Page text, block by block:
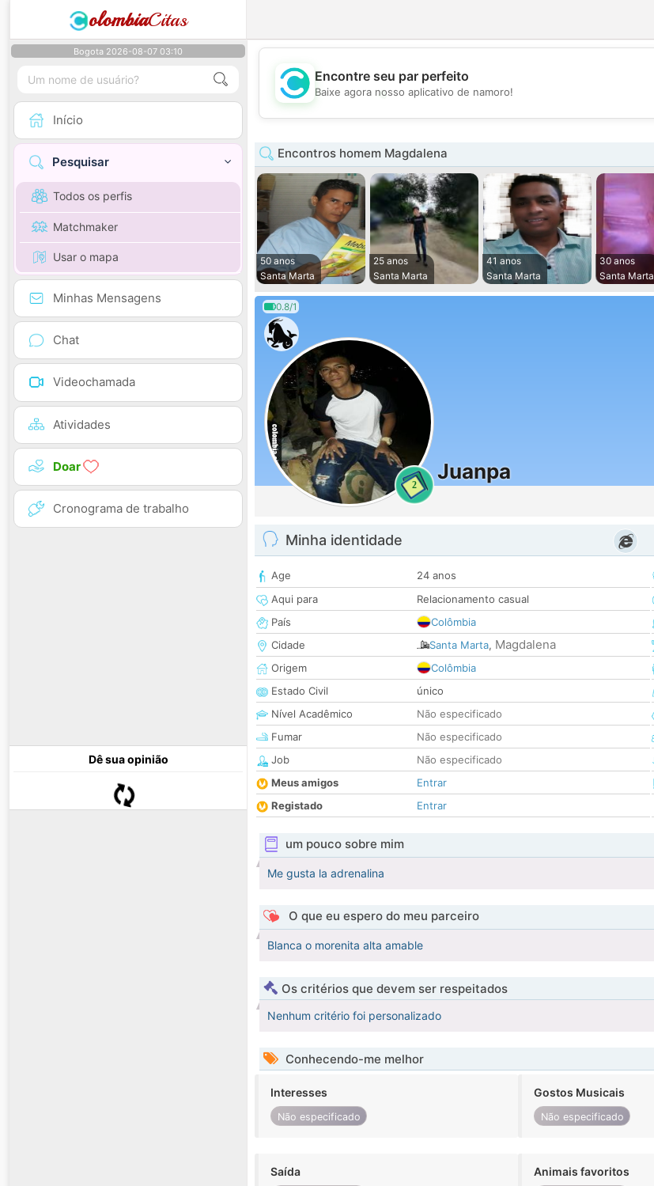
olombiaCitas
Bogota 2026-08-07 03:10
Início
Pesquisar
Todos os perfis
Matchmaker
Usar o mapa
Minhas Mensagens
Chat
Videochamada
Atividades
Doar
Cronograma de trabalho
Dê sua opinião
💕
Encontre seu par perfeito
Baixe agora nosso aplicativo de namoro!
Encontros homem Magdalena
50 anos
Santa Marta
25 anos
Santa Marta
41 anos
Santa Marta
30 anos
Santa Marta
0.8/1
2
Juanpa
Minha identidade
Age
24 anos
Aqui para
Relacionamento casual
País
Colômbia
Cidade
Santa Marta, Magdalena
Origem
Colômbia
Estado Civil
único
Nível Acadêmico
Não especificado
Fumar
Não especificado
Job
Não especificado
Meus amigos
Entrar
Registado
Entrar
um pouco sobre mim
Me gusta la adrenalina
O que eu espero do meu parceiro
Blanca o morenita alta amable
Os critérios que devem ser respeitados
Nenhum critério foi personalizado
Conhecendo-me melhor
Interesses
Não especificado
Gostos Musicais
Não especificado
Saída Animais favoritos